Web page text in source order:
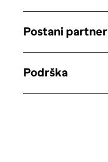
Postani partner
Podrška